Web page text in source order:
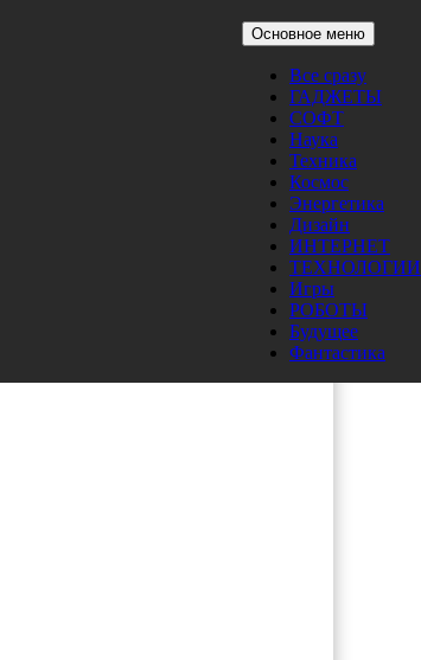
Основное меню
Все сразу
ГАДЖЕТЫ
СОФТ
Наука
Техника
Космос
Энергетика
Дизайн
ИНТЕРНЕТ
ТЕХНОЛОГИИ
Игры
РОБОТЫ
Будущее
Фантастика